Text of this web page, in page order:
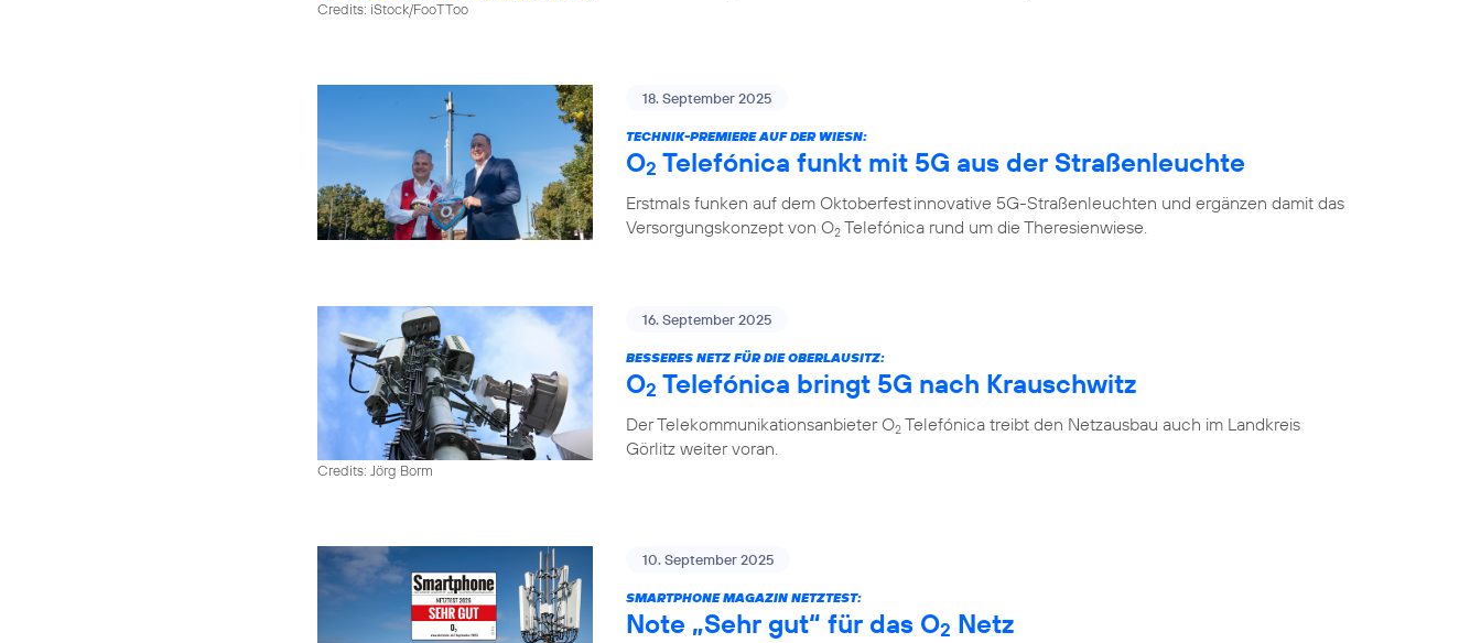
Credits: iStock/FooTToo
18. September 2025
TECHNIK-PREMIERE AUF DER WIESN:
O2 Telefónica funkt mit 5G aus der Straßenleuchte
Erstmals funken auf dem Oktoberfest innovative 5G-Straßenleuchten und ergänzen damit das
Versorgungskonzept von O2 Telefónica rund um die Theresienwiese.
Credits: Jörg Borm
16. September 2025
BESSERES NETZ FÜR DIE OBERLAUSITZ:
O2 Telefónica bringt 5G nach Krauschwitz
Der Telekommunikationsanbieter O2 Telefónica treibt den Netzausbau auch im Landkreis
Görlitz weiter voran.
10. September 2025
SMARTPHONE MAGAZIN NETZTEST:
Note „Sehr gut“ für das O2 Netz